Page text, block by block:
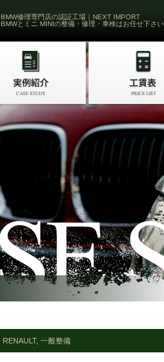
BMW修理専門店の認証工場｜NEXT IMPORT
BMWとミニ MINIの整備・修理・車検はお任せ下さい
RENAULT, 一般整備